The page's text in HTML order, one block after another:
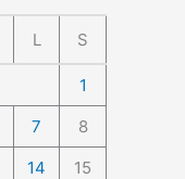
L S
1
7
8
14
15